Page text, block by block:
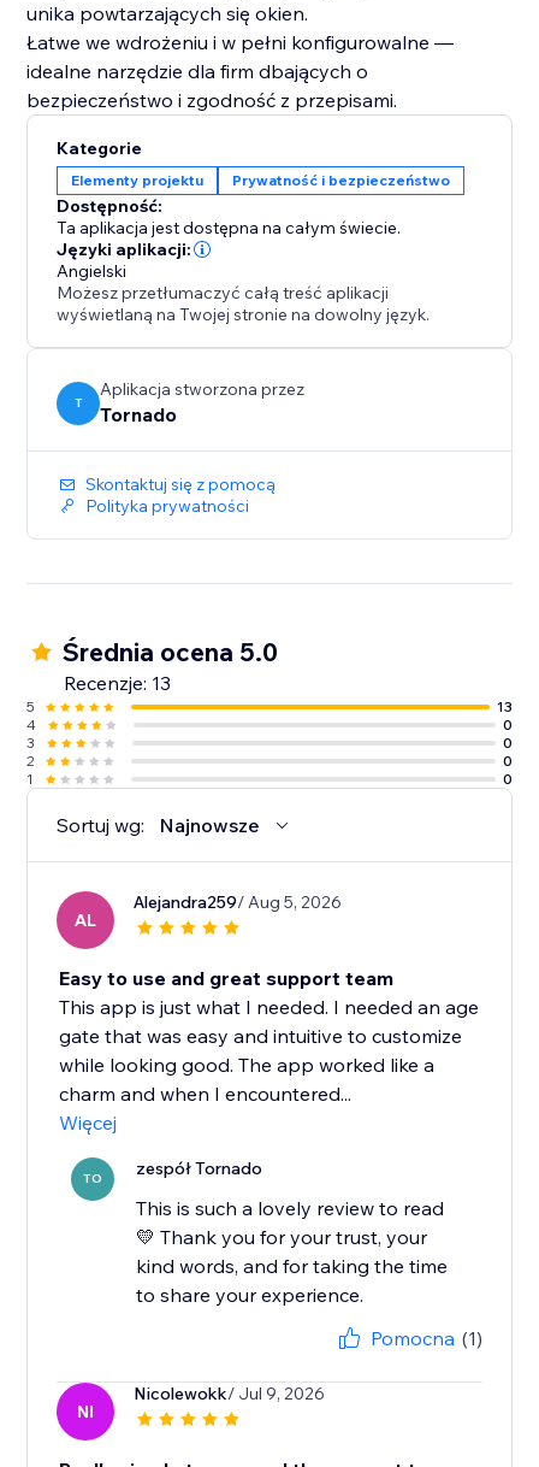
unika powtarzających się okien.
Łatwe we wdrożeniu i w pełni konfigurowalne —
idealne narzędzie dla firm dbających o
bezpieczeństwo i zgodność z przepisami.
Kategorie
Elementy projektu Prywatność i bezpieczeństwo
Dostępność:
Ta aplikacja jest dostępna na całym świecie.
Języki aplikacji:
Angielski
Możesz przetłumaczyć całą treść aplikacji
wyświetlaną na Twojej stronie na dowolny język.
T
Aplikacja stworzona przez
Tornado
Skontaktuj się z pomocą
Polityka prywatności
Średnia ocena 5.0
Recenzje: 13
5
13
4
0
3
0
2
0
1
0
Sortuj wg: Najnowsze
AL
Alejandra259/ Aug 5, 2026
Easy to use and great support team
This app is just what I needed. I needed an age
gate that was easy and intuitive to customize
while looking good. The app worked like a
charm and when I encountered...
Więcej
TO zespół Tornado
This is such a lovely review to read
💛 Thank you for your trust, your
kind words, and for taking the time
to share your experience.
Pomocna (1)
NI
Nicolewokk/ Jul 9, 2026